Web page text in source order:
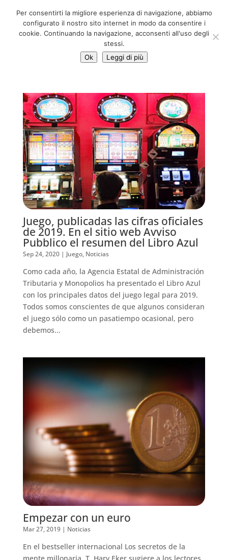
info@adventum.org
Juego, publicadas las cifras oficiales
de 2019. En el sitio web Avviso
Pubblico el resumen del Libro Azul
Sep 24, 2020| Juego, Noticias
Como cada año, la Agencia Estatal de Administración
Tributaria y Monopolios ha presentado el Libro Azul
con los principales datos del juego legal para 2019.
Todos somos conscientes de que algunos consideran
el juego sólo como un pasatiempo ocasional, pero
debemos...
Empezar con un euro
Mar 27, 2019| Noticias
En el bestseller internacional Los secretos de la
Per consentirti la migliore esperienza di navigazione, abbiamo
configurato il nostro sito internet in modo da consentire i
cookie. Continuando la navigazione, acconsenti all'uso degli
stessi.
Ok
Leggi di più